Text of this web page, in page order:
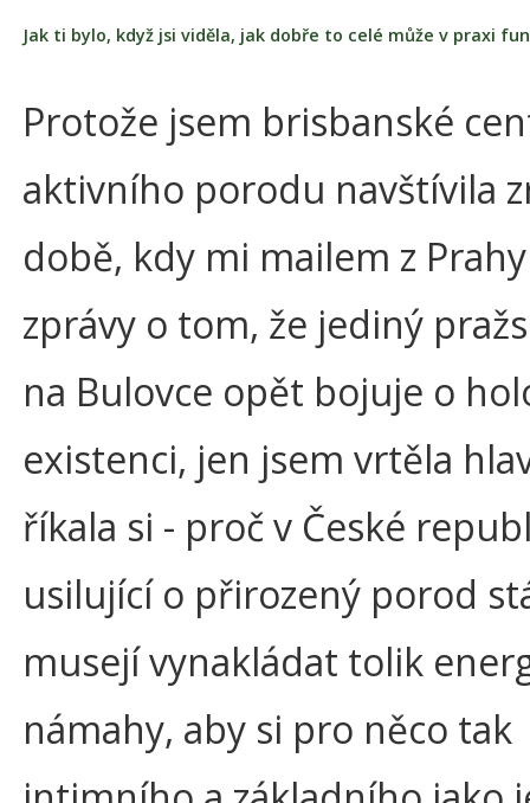
Jak ti bylo, když jsi viděla, jak dobře to celé může v praxi
Protože jsem brisbanské
aktivního porodu navštívila
době, kdy mi mailem z
zprávy o tom, že jediný
na Bulovce opět bojuje o
existenci, jen jsem vrtěla
říkala si - proč v České
usilující o přirozený porod
musejí vynakládat tolik
námahy, aby si pro něco tak